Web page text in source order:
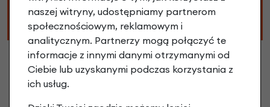
jakości.
naszej witryny, udostępniamy partnerom
społecznościowym, reklamowym i
analitycznym. Partnerzy mogą połączyć te
informacje z innymi danymi otrzymanymi od
Ciebie lub uzyskanymi podczas korzystania z
ich usług.